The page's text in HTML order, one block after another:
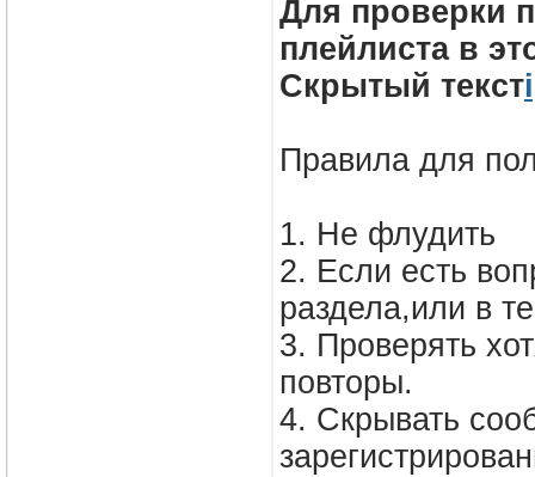
Для проверки
плейлиста в
Скрытый текст
Правила для
1. Не флудить
2. Если есть
раздела,или в
3. Проверять
повторы.
4. Скрывать